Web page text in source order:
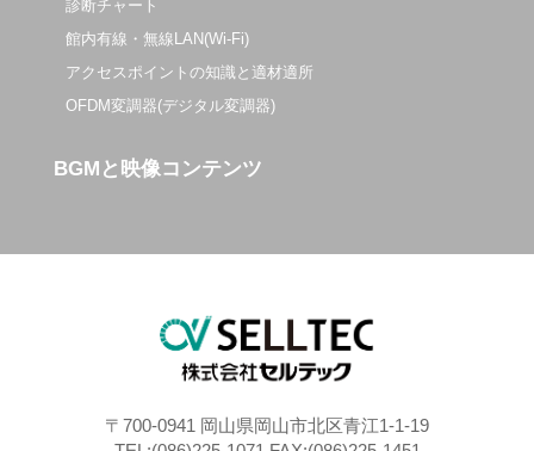
診断チャート
館内有線・無線LAN(Wi-Fi)
アクセスポイントの知識と適材適所
OFDM変調器(デジタル変調器)
BGMと映像コンテンツ
〒700-0941 岡山県岡山市北区青江1-1-19